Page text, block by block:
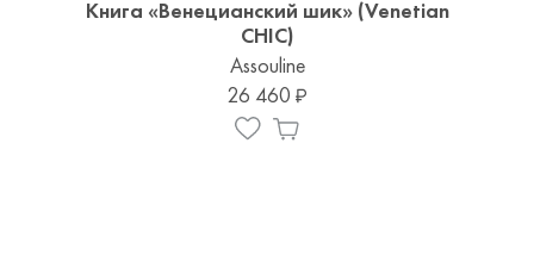
Книга «Венецианский шик» (Venetian
CHIC)
Assouline
26 460